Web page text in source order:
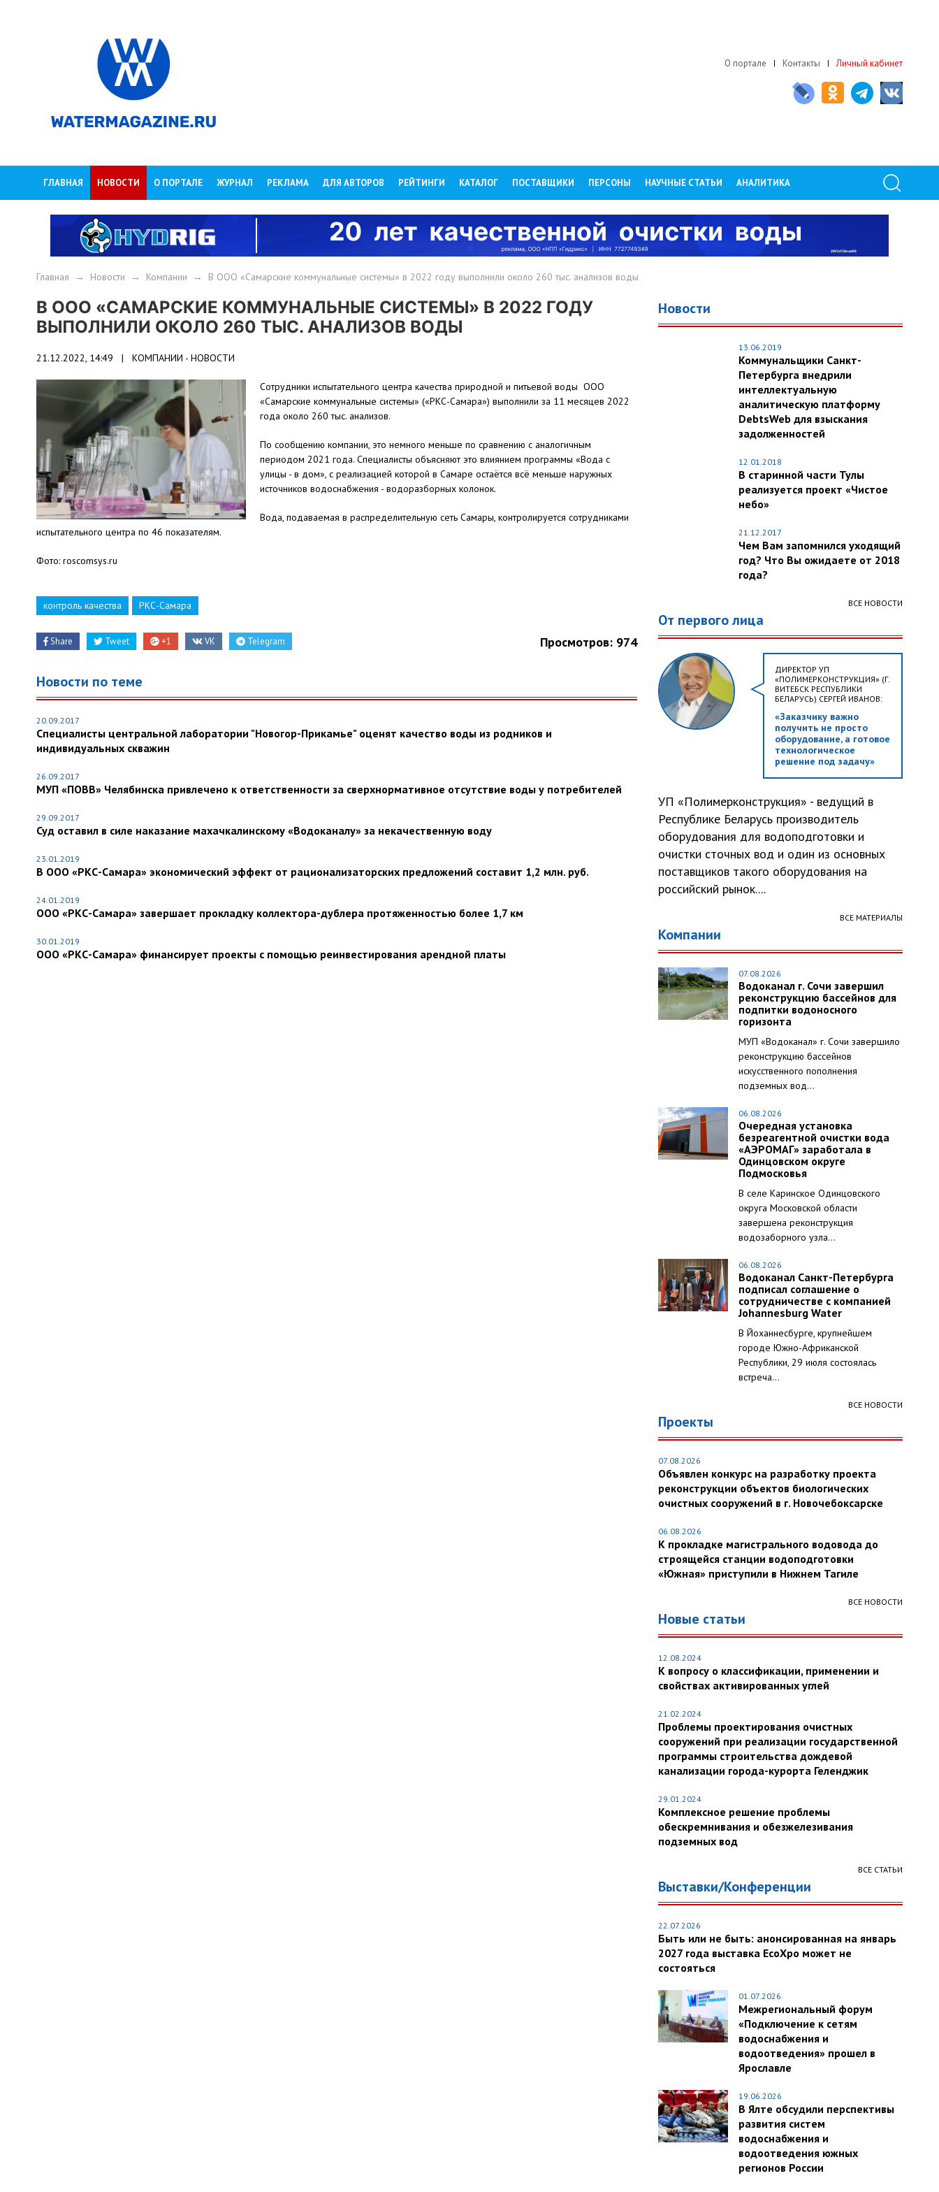
О портале Контакты Личный кабинет
ГЛАВНАЯ НОВОСТИ О ПОРТАЛЕ ЖУРНАЛ РЕКЛАМА ДЛЯ АВТОРОВ РЕЙТИНГИ КАТАЛОГ ПОСТАВЩИКИ ПЕРСОНЫ НАУЧНЫЕ СТАТЬИ АНАЛИТИКА
Главная → Новости → Компании → В ООО «Самарские коммунальные системы» в 2022 году выполнили около 260 тыс. анализов воды
В ООО «САМАРСКИЕ КОММУНАЛЬНЫЕ СИСТЕМЫ» В 2022 ГОДУ
ВЫПОЛНИЛИ ОКОЛО 260 ТЫС. АНАЛИЗОВ ВОДЫ
21.12.2022, 14:49 | КОМПАНИИ - НОВОСТИ
Сотрудники испытательного центра качества природной и питьевой воды ООО
«Самарские коммунальные системы» («РКС-Самара») выполнили за 11 месяцев 2022
года около 260 тыс. анализов.
По сообщению компании, это немного меньше по сравнению с аналогичным
периодом 2021 года. Специалисты объясняют это влиянием программы «Вода с
улицы - в дом», с реализацией которой в Самаре остаётся всё меньше наружных
источников водоснабжения - водоразборных колонок.
Вода, подаваемая в распределительную сеть Самары, контролируется сотрудниками
испытательного центра по 46 показателям.
Фото: roscomsys.ru
контроль качества РКС-Самара
Share Tweet +1 VK Telegram Просмотров: 974
Новости по теме
20.09.2017
Специалисты центральной лаборатории "Новогор-Прикамье" оценят качество воды из родников и
индивидуальных скважин
26.09.2017
МУП «ПОВВ» Челябинска привлечено к ответственности за сверхнормативное отсутствие воды у потребителей
29.09.2017
Суд оставил в силе наказание махачкалинскому «Водоканалу» за некачественную воду
23.01.2019
В ООО «РКС-Самара» экономический эффект от рационализаторских предложений составит 1,2 млн. руб.
24.01.2019
ООО «РКС-Самара» завершает прокладку коллектора-дублера протяженностью более 1,7 км
30.01.2019
ООО «РКС-Самара» финансирует проекты с помощью реинвестирования арендной платы
Новости
13.06.2019
Коммунальщики Санкт-
Петербурга внедрили
интеллектуальную
аналитическую платформу
DebtsWeb для взыскания
задолженностей
12.01.2018
В старинной части Тулы
реализуется проект «Чистое
небо»
21.12.2017
Чем Вам запомнился уходящий
год? Что Вы ожидаете от 2018
года?
ВСЕ НОВОСТИ
От первого лица
ДИРЕКТОР УП
«ПОЛИМЕРКОНСТРУКЦИЯ» (Г.
ВИТЕБСК РЕСПУБЛИКИ
БЕЛАРУСЬ) СЕРГЕЙ ИВАНОВ:
«Заказчику важно
получить не просто
оборудование, а готовое
технологическое
решение под задачу»
УП «Полимерконструкция» - ведущий в
Республике Беларусь производитель
оборудования для водоподготовки и
очистки сточных вод и один из основных
поставщиков такого оборудования на
российский рынок....
ВСЕ МАТЕРИАЛЫ
Компании
07.08.2026
Водоканал г. Сочи завершил
реконструкцию бассейнов для
подпитки водоносного
горизонта
МУП «Водоканал» г. Сочи завершило
реконструкцию бассейнов
искусственного пополнения
подземных вод...
06.08.2026
Очередная установка
безреагентной очистки вода
«АЭРОМАГ» заработала в
Одинцовском округе
Подмосковья
В селе Каринское Одинцовского
округа Московской области
завершена реконструкция
водозаборного узла...
06.08.2026
Водоканал Санкт-Петербурга
подписал соглашение о
сотрудничестве с компанией
Johannesburg Water
В Йоханнесбурге, крупнейшем
городе Южно-Африканской
Республики, 29 июля состоялась
встреча...
ВСЕ НОВОСТИ
Проекты
07.08.2026
Объявлен конкурс на разработку проекта
реконструкции объектов биологических
очистных сооружений в г. Новочебоксарске
06.08.2026
К прокладке магистрального водовода до
строящейся станции водоподготовки
«Южная» приступили в Нижнем Тагиле
ВСЕ НОВОСТИ
Новые статьи
12.08.2024
К вопросу о классификации, применении и
свойствах активированных углей
21.02.2024
Проблемы проектирования очистных
сооружений при реализации государственной
программы строительства дождевой
канализации города-курорта Геленджик
29.01.2024
Комплексное решение проблемы
обескремнивания и обезжелезивания
подземных вод
ВСЕ СТАТЬИ
Выставки/Конференции
22.07.2026
Быть или не быть: анонсированная на январь
2027 года выставка EcoXpo может не
состояться
01.07.2026
Межрегиональный форум
«Подключение к сетям
водоснабжения и
водоотведения» прошел в
Ярославле
19.06.2026
В Ялте обсудили перспективы
развития систем
водоснабжения и
водоотведения южных
регионов России